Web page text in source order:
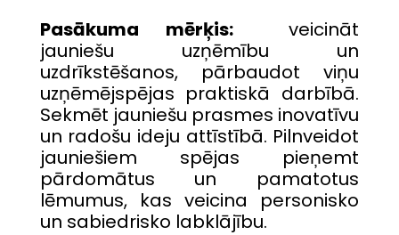
Pasākuma mērķis:veicināt
jauniešu uzņēmību un
uzdrīkstēšanos, pārbaudot viņu
uzņēmējspējas praktiskā darbībā.
Sekmēt jauniešu prasmes inovatīvu
un radošu ideju attīstībā. Pilnveidot
jauniešiem spējas pieņemt
pārdomātus un pamatotus
lēmumus, kas veicina personisko
un sabiedrisko labklājību.